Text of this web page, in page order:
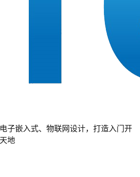
子嵌入式、物联网设计，打造入门开
地